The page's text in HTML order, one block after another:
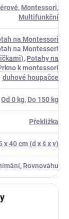
, Montessori,
Multifunkční
na Montessori
na Montessori
, Potahy na
k montessori
duhové houpačce
Od 0 kg, Do 150 kg
Překližka
x 40 cm (d x š x v)
, Rovnováhu